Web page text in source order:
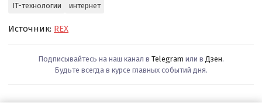
IT-технологии интернет
Источник: REX
Подписывайтесь на наш канал в Telegram или в Дзен.
Будьте всегда в курсе главных событий дня.